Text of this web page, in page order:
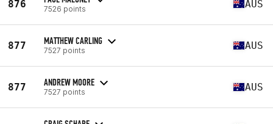
876 7526 points AUS
877 MATTHEW CARLING
7527 points AUS
877 ANDREW MOORE
7527 points AUS